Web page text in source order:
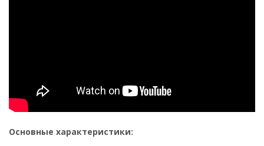
Основные характеристики: